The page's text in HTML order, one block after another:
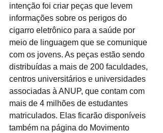
intenção foi criar peças que levem
informações sobre os perigos do
cigarro eletrônico para a saúde por
meio de linguagem que se comunique
com os jovens. As peças estão sendo
distribuídas a mais de 200 faculdades,
centros universitários e universidades
associadas à ANUP, que contam com
mais de 4 milhões de estudantes
matriculados. Elas ficarão disponíveis
também na página do Movimento